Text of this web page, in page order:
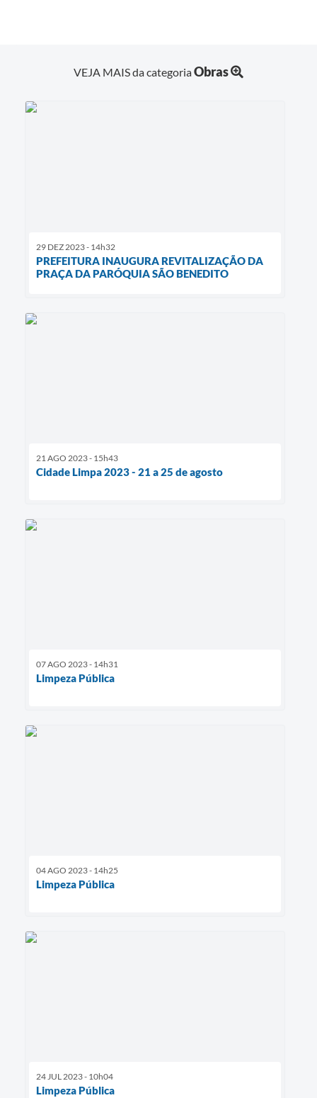
VEJA MAIS da categoriaObras
29 DEZ 2023 - 14h32
PREFEITURA INAUGURA REVITALIZAÇÃO DA
PRAÇA DA PARÓQUIA SÃO BENEDITO
21 AGO 2023 - 15h43
Cidade Limpa 2023 - 21 a 25 de agosto
07 AGO 2023 - 14h31
Limpeza Pública
04 AGO 2023 - 14h25
Limpeza Pública
24 JUL 2023 - 10h04
Limpeza Pública